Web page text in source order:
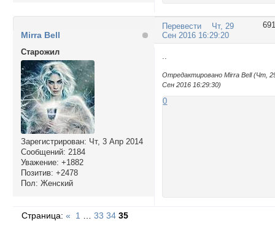
Перевести 691
Чт, 29
Сен 2016 16:29:20
Mirra Bell
Cтарожил
Зарегистрирован: Чт, 3 Апр 2014
Сообщений: 2184
Уважение: +1882
Позитив: +2478
Пол: Женский
..
Отредактировано Mirra Bell (Чт,
Сен 2016 16:29:30)
0
Страница:« 1 33 34 35